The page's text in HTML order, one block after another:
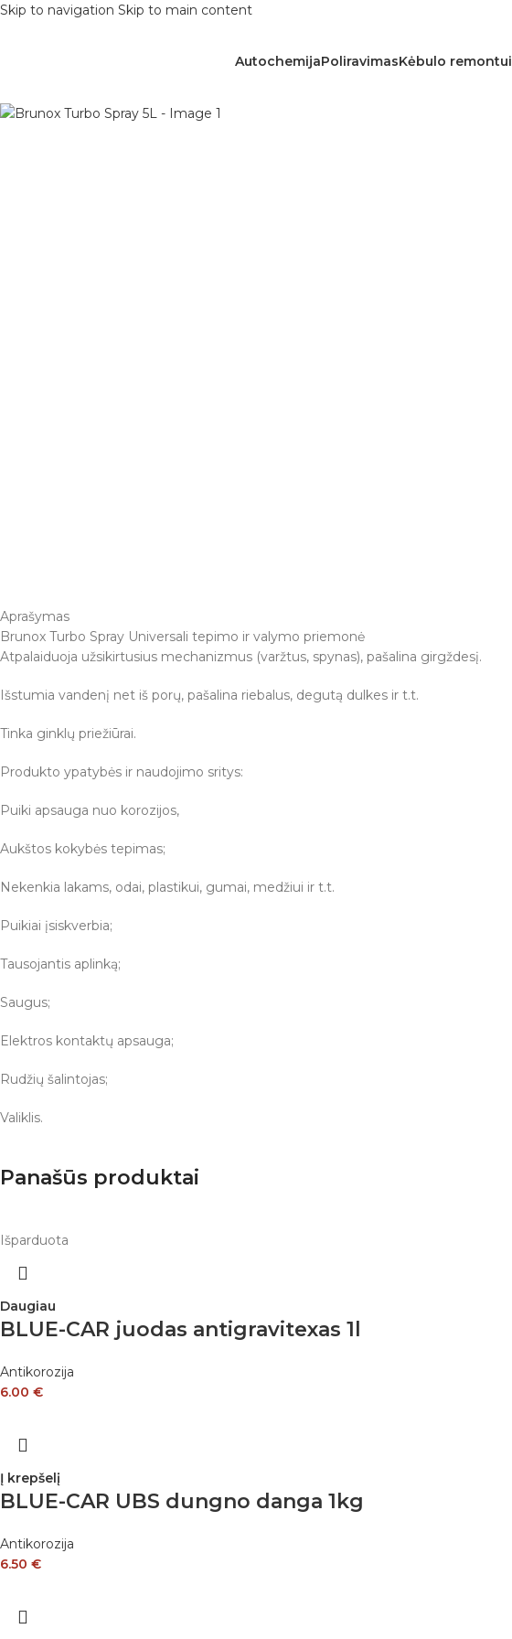
Skip to navigation Skip to main content
AutochemijaPoliravimasKėbulo remontui
Aprašymas
Brunox Turbo Spray Universali tepimo ir valymo priemonė
Atpalaiduoja užsikirtusius mechanizmus (varžtus, spynas), pašalina girgždesį.
Išstumia vandenį net iš porų, pašalina riebalus, degutą dulkes ir t.t.
Tinka ginklų priežiūrai.
Produkto ypatybės ir naudojimo sritys:
Puiki apsauga nuo korozijos,
Aukštos kokybės tepimas;
Nekenkia lakams, odai, plastikui, gumai, medžiui ir t.t.
Puikiai įsiskverbia;
Tausojantis aplinką;
Saugus;
Elektros kontaktų apsauga;
Rudžių šalintojas;
Valiklis.
Panašūs produktai
Išparduota
Daugiau
BLUE-CAR juodas antigravitexas 1l
Antikorozija
6.00 €
Į krepšelį
BLUE-CAR UBS dungno danga 1kg
Antikorozija
6.50 €